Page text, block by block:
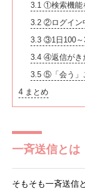
3.1①検索機能
3.2②ログイン
3.3③1日100～
3.4④返信がき
3.5⑤「会う」
4 まとめ
一斉送信とは
そもそも一斉送信